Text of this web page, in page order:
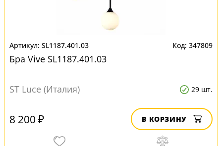
SL1187.401.03 347809
Бра Vive SL1187.401.03
ST Luce (Италия) 29 шт.
8 200 ₽ В КОРЗИНУ